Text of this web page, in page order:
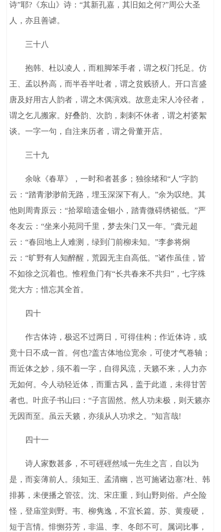
诗”耶?《东山》诗：“其新孔嘉，其旧如之何?”周公大圣
人，亦且善谑。
三十八
抱韩、杜以凌人，而粗脚笨手者，谓之权门托足。仿
王、孟以矜高，而半吞半吐者，谓之贫贱骄人。开口言盛
唐及好用古人韵者，谓之木偶演戏。故意走宋人冷径者，
谓之乞儿搬家。好叠韵、次韵，刺刺不休者，谓之村婆絮
谈。一字一句，自注来历者，谓之骨董开店。
三十九
余咏《春草》，一时和者甚多；独徐绪和“人”字韵
云：“踏青渺渺前无路，埋玉深深下有人。”余为叹绝。其
他则周青原云：“拾翠暗遗金钿小，踏青微碍绣裙低。”严
冬友云：“坐来小苑同千里，梦去朱门又一年。”龚元超
云：“春回地上人难测，绿到门前柳未知。”李参将炯
云：“旷野有人知醉醒，荒园无主自高低。”诸作虽佳，皆
不如徐之沉着也。惟程鱼门有“长共春来不共归”，七字殊
觉大方；惜忘其全首。
四十
作古体诗，极迟不过两日，可得佳构；作近体诗，或
竟十日不成一首。何也?盖古体地位宽余，可使才气卷轴；
而近体之妙，须不着一字，自得风流，天籁不来，人力亦
无如何。今人动轻近体，而重古风，盖于此道，未得甘苦
者也。叶庶子书山曰：“子言固然。然人功未极，则天籁亦
无因而至。虽云天籁，亦须从人功求之。”知言哉!
四十一
诗人家数甚多，不可硜硜然域一先生之言，自以为
是，而妄薄前人。须知王、孟清幽，岂可施诸边塞?杜、韩
排募，未便播之管弦。沈、宋庄重，到山野则俗。卢仝险
怪，登庙堂则野。韦、柳隽逸，不宜长篇。苏、黄瘦硬，
短于言情。悱恻芬芳，非温、李、冬郎不可。属词比事，